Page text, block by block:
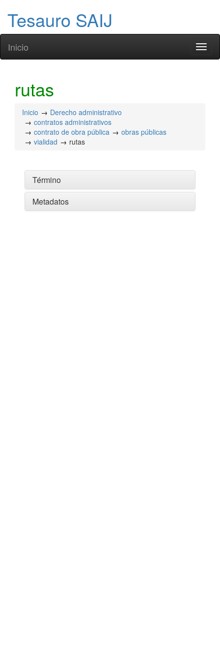
Tesauro SAIJ
Inicio
rutas
Inicio
Derecho administrativo
contratos administrativos
contrato de obra pública
obras públicas
vialidad
rutas
Término
Metadatos